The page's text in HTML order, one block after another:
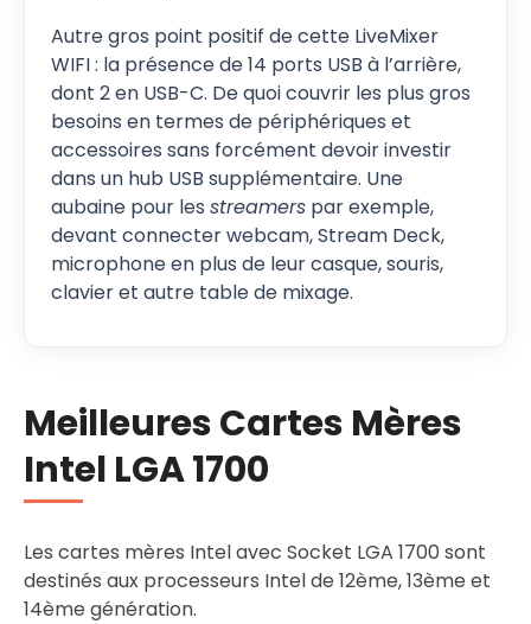
Autre gros point positif de cette LiveMixer
WIFI : la présence de 14 ports USB à l’arrière,
dont 2 en USB-C. De quoi couvrir les plus gros
besoins en termes de périphériques et
accessoires sans forcément devoir investir
dans un hub USB supplémentaire. Une
aubaine pour les streamerspar exemple,
devant connecter webcam, Stream Deck,
microphone en plus de leur casque, souris,
clavier et autre table de mixage.
Meilleures Cartes Mères
Intel LGA 1700
Les cartes mères Intel avec Socket LGA 1700 sont
destinés aux processeurs Intel de 12ème, 13ème et
14ème génération.